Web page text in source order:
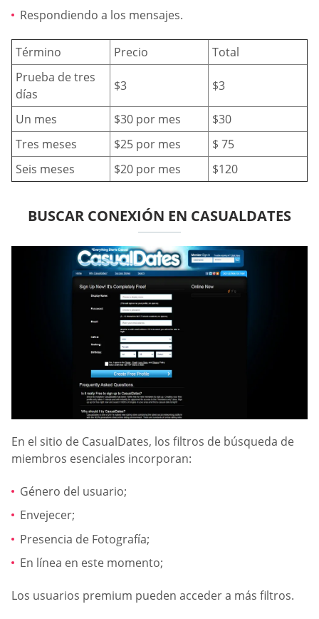
Respondiendo a los mensajes.
Término Precio
Total
Prueba de tres
días
$3 $3
Un mes $30 por mes
$30
Tres meses
$25 por mes
$ 75
Seis meses
$20 por mes $120
BUSCAR CONEXIÓN EN CASUALDATES
En el sitio de СasualDates, los filtros de búsqueda de
miembros esenciales incorporan:
Género del usuario;
Envejecer;
Presencia de Fotografía;
En línea en este momento;
Los usuarios premium pueden acceder a más filtros.